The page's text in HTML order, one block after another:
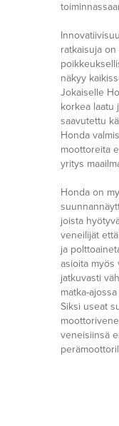
ratkaisuja
näkyy
Jokaiselle
korkea laatu
saavutettu
Honda
moottoreita
yritys
Honda on
joista
veneilijät
ja
asioita myös
jatkuvasti
matka-
Siksi useat
veneisiinsä